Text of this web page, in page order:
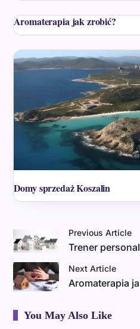
Aromaterapia jak zrobić?
Domy sprzedaż Koszalin
Previous Article
Trener
Next Article
Aromaterapia
You May Also Like